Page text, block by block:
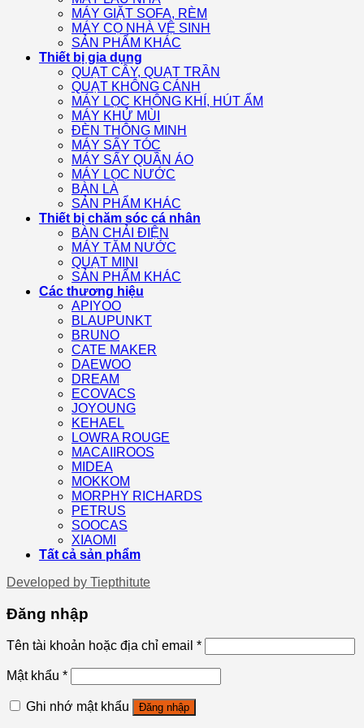
MÁY GIẶT SOFA, RÈM
MÁY CỌ NHÀ VỆ SINH
SẢN PHẨM KHÁC
Thiết bị gia dụng
QUẠT CÂY, QUẠT TRẦN
QUẠT KHÔNG CÁNH
MÁY LỌC KHÔNG KHÍ, HÚT ẨM
MÁY KHỬ MÙI
ĐÈN THÔNG MINH
MÁY SẤY TÓC
MÁY SẤY QUẦN ÁO
MÁY LỌC NƯỚC
BÀN LÀ
SẢN PHẨM KHÁC
Thiết bị chăm sóc cá nhân
BÀN CHẢI ĐIỆN
MÁY TĂM NƯỚC
QUẠT MINI
SẢN PHẨM KHÁC
Các thương hiệu
APIYOO
BLAUPUNKT
BRUNO
CATE MAKER
DAEWOO
DREAM
ECOVACS
JOYOUNG
KEHAEL
LOWRA ROUGE
MACAIIROOS
MIDEA
MOKKOM
MORPHY RICHARDS
PETRUS
SOOCAS
XIAOMI
Tất cả sản phẩm
Developed by Tiepthitute
Đăng nhập
Tên tài khoản hoặc địa chỉ email *
Mật khẩu *
Ghi nhớ mật khẩu Đăng nhập